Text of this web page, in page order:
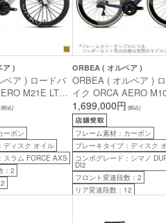
ア )
ア ) ロードバ
M21E LTD (
LTD ) ホ
ー / サンセット
長目安160cm
(税込)
ーボン
ディスク オイル
スラム FORCE AXS
：2
ORBEA ( オルベア )
ORBEA ( オルベア )
イク ORCA AERO
PWR ( オルカ エアロ
LTD PWR ) ロイヤルプ
マット ) / ファンタジー
ルカーボンビュー ( グ
( 身長目安160cm前後 )
1,699,000円 (税込)
フレーム素材：カーボン
ブレーキタイプ：ディスク
コンポグレード：シマノ
DI2
フロント変速段数：2
リア変速段数：12